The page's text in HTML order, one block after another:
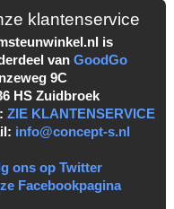
klantenservice
is
van GoodGo
9C
HS Zuidbroek
ZIE KLANTENSERVICE
info@concept-s.nl
ons op Twitter
Facebookpagina